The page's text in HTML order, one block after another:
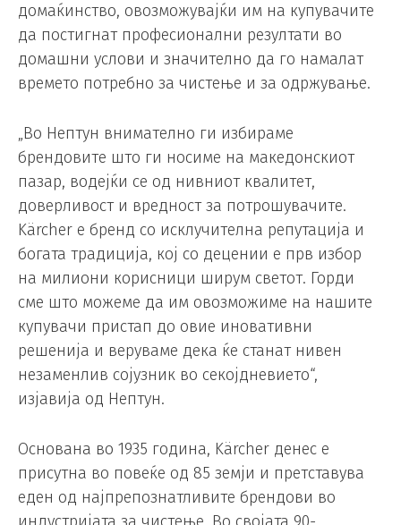
домаќинство, овозможувајќи им на купувачите
да постигнат професионални резултати во
домашни услови и значително да го намалат
времето потребно за чистење и за одржување.
„Во Нептун внимателно ги избираме
брендовите што ги носиме на македонскиот
пазар, водејќи се од нивниот квалитет,
доверливост и вредност за потрошувачите.
Kärcher е бренд со исклучителна репутација и
богата традиција, кој со децении е прв избор
на милиони корисници ширум светот. Горди
сме што можеме да им овозможиме на нашите
купувачи пристап до овие иновативни
решенија и веруваме дека ќе станат нивен
незаменлив сојузник во секојдневието“,
изјавија од Нептун.
Основана во 1935 година, Kärcher денес е
присутна во повеќе од 85 земји и претставува
еден од најпрепознатливите брендови во